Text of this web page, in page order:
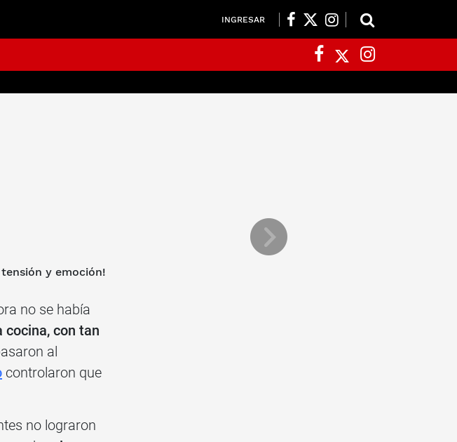
INGRESAR
y emoción!
no se había
cocina, con tan
al
controlaron que
no lograron